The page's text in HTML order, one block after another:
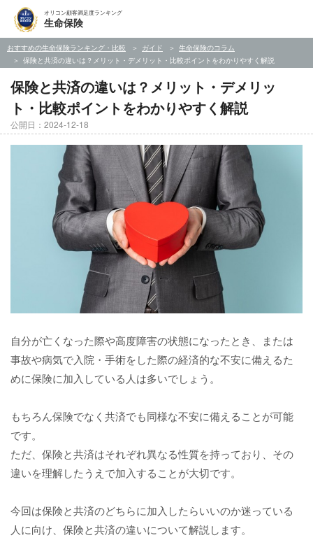
オリコン顧客満足度ランキング
生命保険
おすすめの生命保険ランキング・比較 ガイド
生命保険のコラム
保険と共済の違いは？メリット・デメリット・比較ポイントをわかりやすく解説
保険と共済の違いは？メリット・デメリッ
ト・比較ポイントをわかりやすく解説
公開日：2024-12-18
自分が亡くなった際や高度障害の状態になったとき、または
事故や病気で入院・手術をした際の経済的な不安に備えるた
めに保険に加入している人は多いでしょう。
もちろん保険でなく共済でも同様な不安に備えることが可能
です。
ただ、保険と共済はそれぞれ異なる性質を持っており、その
違いを理解したうえで加入することが大切です。
今回は保険と共済のどちらに加入したらいいのか迷っている
人に向け、保険と共済の違いについて解説します。